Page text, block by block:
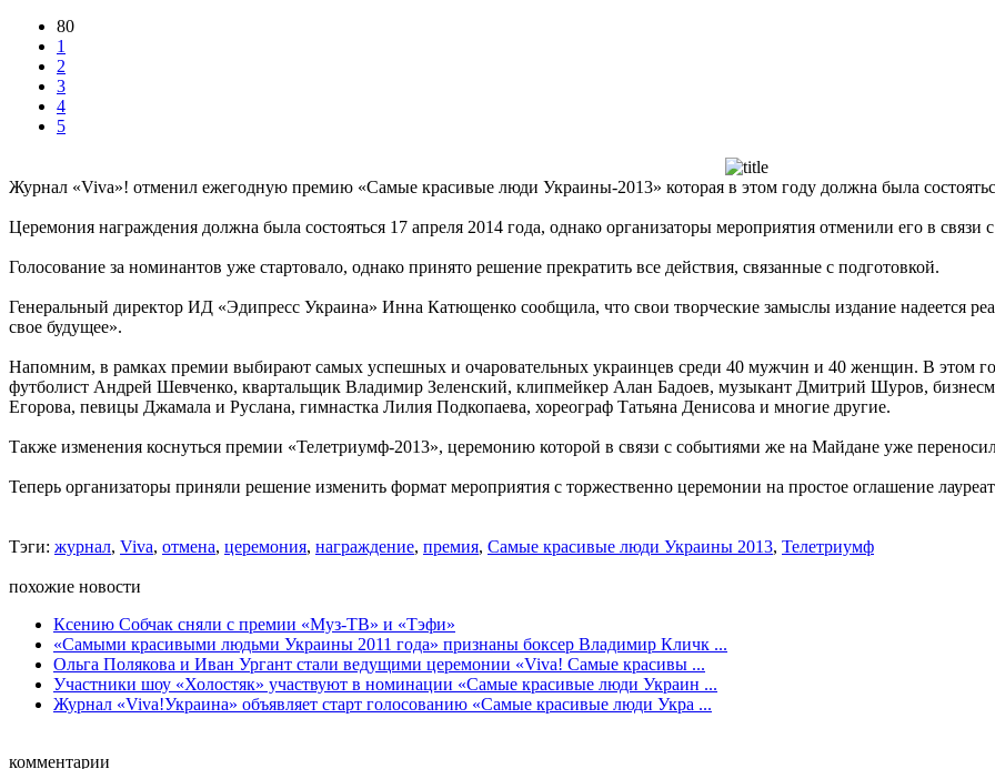
80
1
2
3
4
5
Журнал «Viva»! отменил ежегодную премию «Самые красивые люди Украины-2013» которая в этом году должна была
Церемония награждения должна была состояться 17 апреля 2014 года, однако организаторы мероприятия отменили его в связи
Голосование за номинантов уже стартовало, однако принято решение прекратить все действия, связанные с подготовкой.
Генеральный директор ИД «Эдипресс Украина» Инна Катющенко сообщила, что свои творческие замыслы издание надеется
свое будущее».
Напомним, в рамках премии выбирают самых успешных и очаровательных украинцев среди 40 мужчин и 40 женщин. В этом
футболист Андрей Шевченко, квартальщик Владимир Зеленский, клипмейкер Алан Бадоев, музыкант Дмитрий Шуров,
Егорова, певицы Джамала и Руслана, гимнастка Лилия Подкопаева, хореограф Татьяна Денисова и многие другие.
Также изменения коснуться премии «Телетриумф-2013», церемонию которой в связи с событиями же на Майдане уже
Теперь организаторы приняли решение изменить формат мероприятия с торжественно церемонии на простое оглашение
Тэги: журнал, Viva, отмена, церемония, награждение, премия, Самые красивые люди Украины 2013, Телетриумф
похожие новости
Ксению Собчак сняли с премии «Муз-ТВ» и «Тэфи»
«Самыми красивыми людьми Украины 2011 года» признаны боксер Владимир Кличк ...
Ольга Полякова и Иван Ургант стали ведущими церемонии «Viva! Самые красивы ...
Участники шоу «Холостяк» участвуют в номинации «Самые красивые люди Украин ...
Журнал «Viva!Украина» объявляет старт голосованию «Самые красивые люди Укра ...
комментарии